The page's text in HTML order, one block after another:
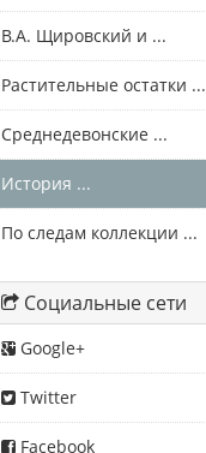
В.А. Щировский и ...
Растительные остатки ...
Среднедевонские ...
История ...
По следам коллекции ...
Социальные сети
Google+
Twitter
Facebook